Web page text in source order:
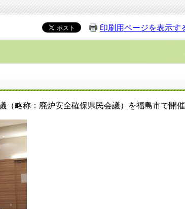
印刷用ページを表示す
略称：廃炉安全確保県民会議）を福島市で開催